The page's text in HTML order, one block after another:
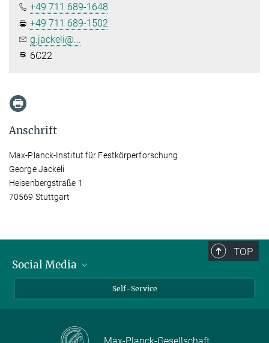
+49 711 689-1648
+49 711 689-1502
g.jackeli@...
6C22
Anschrift
Max-Planck-Institut für Festkörperforschung
George Jackeli
Heisenbergstraße 1
70569 Stuttgart
TOP
Social Media
Self-Service